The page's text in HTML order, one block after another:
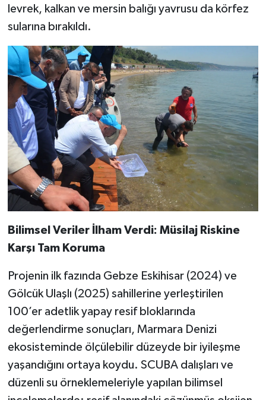
levrek, kalkan ve mersin balığı yavrusu da körfez
sularına bırakıldı.
Bilimsel Veriler İlham Verdi: Müsilaj Riskine
Karşı Tam Koruma
Projenin ilk fazında Gebze Eskihisar (2024) ve
Gölcük Ulaşlı (2025) sahillerine yerleştirilen
100’er adetlik yapay resif bloklarında
değerlendirme sonuçları, Marmara Denizi
ekosisteminde ölçülebilir düzeyde bir iyileşme
yaşandığını ortaya koydu. SCUBA dalışları ve
düzenli su örneklemeleriyle yapılan bilimsel